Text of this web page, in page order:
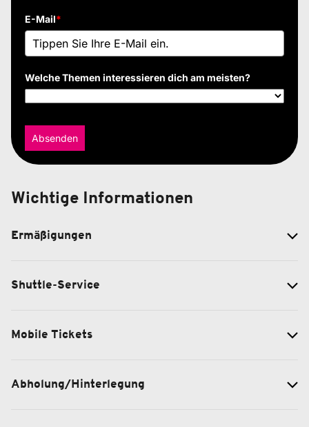
E-Mail*
Welche Themen interessieren dich am meisten?
Absenden
Wichtige Informationen
Ermäßigungen
Shuttle-Service
Mobile Tickets
Abholung/Hinterlegung